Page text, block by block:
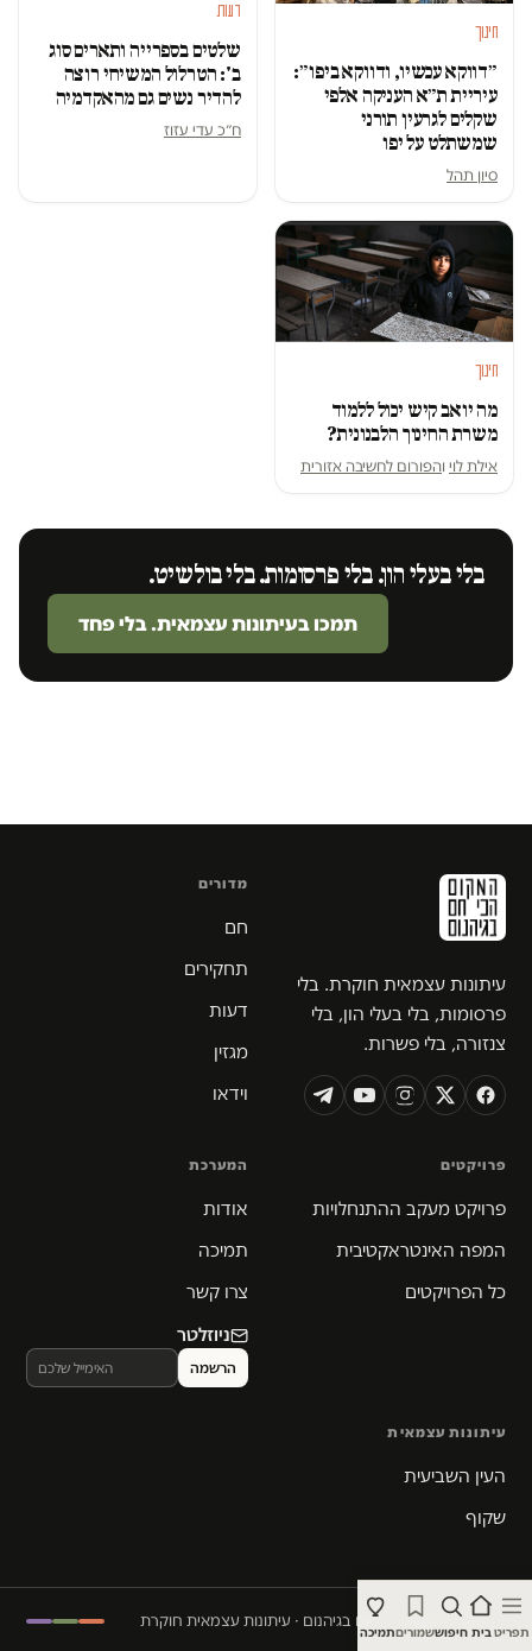
תפריטבית חיפוששמוריםתמיכה
חינוך
״דווקא עכשיו, ודווקא ביפו״:
עיריית ת״א העניקה אלפי
שקלים לגרעין תורני
שמשתלט על יפו
סיון תהל
דעות
שלטים בספרייה ותארים סוג
ב': הטרלול המשיחי רוצה
להדיר נשים גם מהאקדמיה
ח״כ עדי עזוז
חינוך
מה יואב קיש יכול ללמוד
משרת החינוך הלבנונית?
אילת לוי והפורום לחשיבה אזורית
בלי בעלי הון. בלי פרסומות. בלי בולשיט.
תמכו בעיתונות עצמאית. בלי פחד
עיתונות עצמאית חוקרת. בלי
פרסומות, בלי בעלי הון, בלי
צנזורה, בלי פשרות.
מדורים
חם
תחקירים
דעות
מגזין
וידאו
פרויקטים
פרויקט מעקב ההתנחלויות
המפה האינטראקטיבית
כל הפרויקטים
המערכת
אודות
תמיכה
צרו קשר
ניוזלטר
עיתונות עצמאית
העין השביעית
שקוף
© 2026 המקום הכי חם בגיהנום · עיתונות עצמאית חוקרת